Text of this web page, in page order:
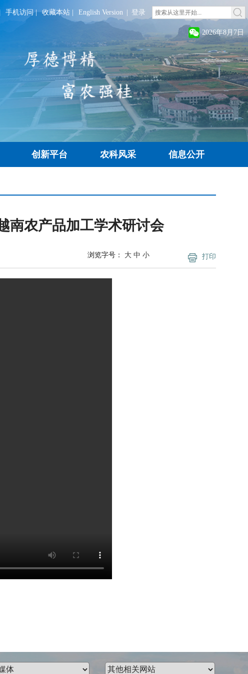
手机访问| 收藏本站 English Version 登录
2026年8月7日
创新平台 农科风采 信息公开
南农产品加工学术研讨会
打印
浏览字号： 大 中 小